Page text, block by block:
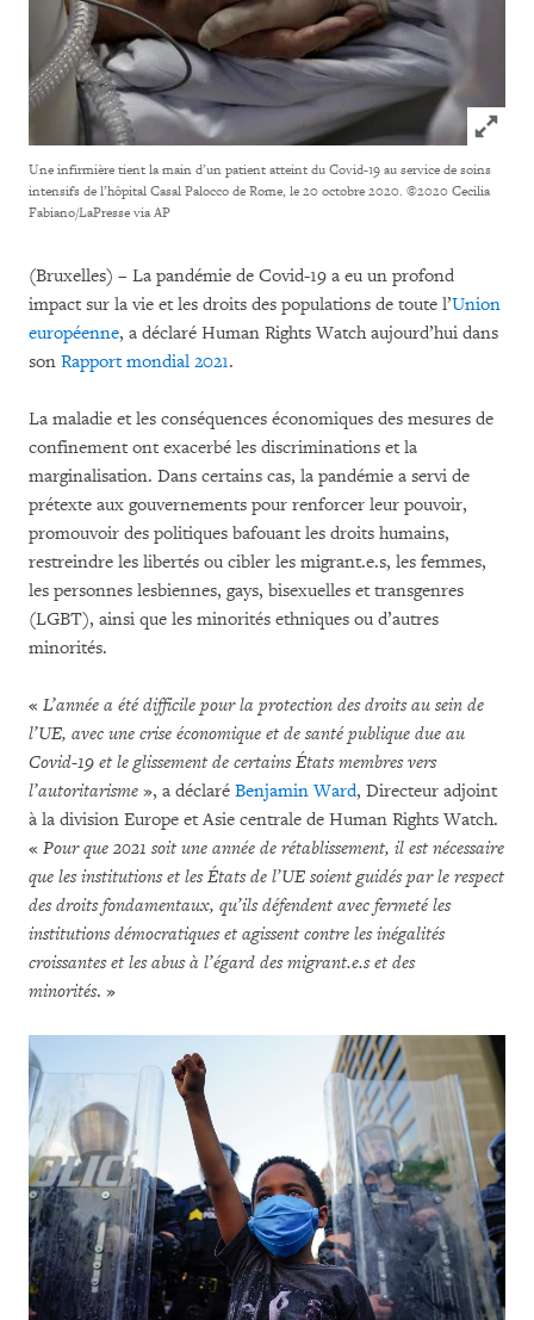
Click
Une infirmière tient la main d’un patient atteint du Covid-19 au service de soins
intensifs de l’hôpital Casal Palocco de Rome, le 20 octobre 2020. ©2020 Cecilia
Fabiano/LaPresse via AP
(Bruxelles) – La pandémie de Covid-19 a eu un profond
impact sur la vie et les droits des populations de toute l’Union
européenne, a déclaré Human Rights Watch aujourd’hui dans
son Rapport mondial 2021.
La maladie et les conséquences économiques des mesures de
confinement ont exacerbé les discriminations et la
marginalisation. Dans certains cas, la pandémie a servi de
prétexte aux gouvernements pour renforcer leur pouvoir,
promouvoir des politiques bafouant les droits humains,
restreindre les libertés ou cibler les migrant.e.s, les femmes,
les personnes lesbiennes, gays, bisexuelles et transgenres
(LGBT), ainsi que les minorités ethniques ou d’autres
minorités.
« L’année a été difficile pour la protection des droits au sein de
l’UE, avec une crise économique et de santé publique due au
Covid-19 et le glissement de certains États membres vers
l’autoritarisme », a déclaré Benjamin Ward, Directeur adjoint
à la division Europe et Asie centrale de Human Rights Watch.
« Pour que 2021 soit une année de rétablissement, il est nécessaire
que les institutions et les États de l’UE soient guidés par le respect
des droits fondamentaux, qu’ils défendent avec fermeté les
institutions démocratiques et agissent contre les inégalités
croissantes et les abus à l’égard des migrant.e.s et des
minorités. »